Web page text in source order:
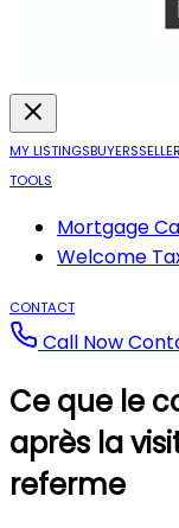
MY LISTINGSBUYERS
TOOLS
Mortgage
Welcome
CONTACT
Call Now
Ce que le
après la
referme